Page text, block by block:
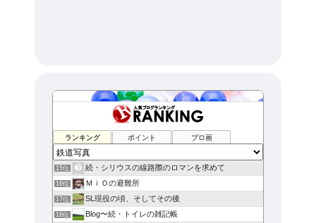
ランキング ポイント ブロ画
15位 続・シリウスの線路際のロマンを求めて
16位 ＭｉＯの避難所
17位 SL現役の頃、そしてその後
18位 Blog〜続・トイレの雑記帳